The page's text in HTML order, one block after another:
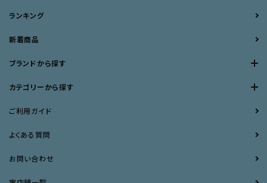
ランキング
新着商品
ブランドから探す
カテゴリーから探す
ご利用ガイド
よくある質問
お問い合わせ